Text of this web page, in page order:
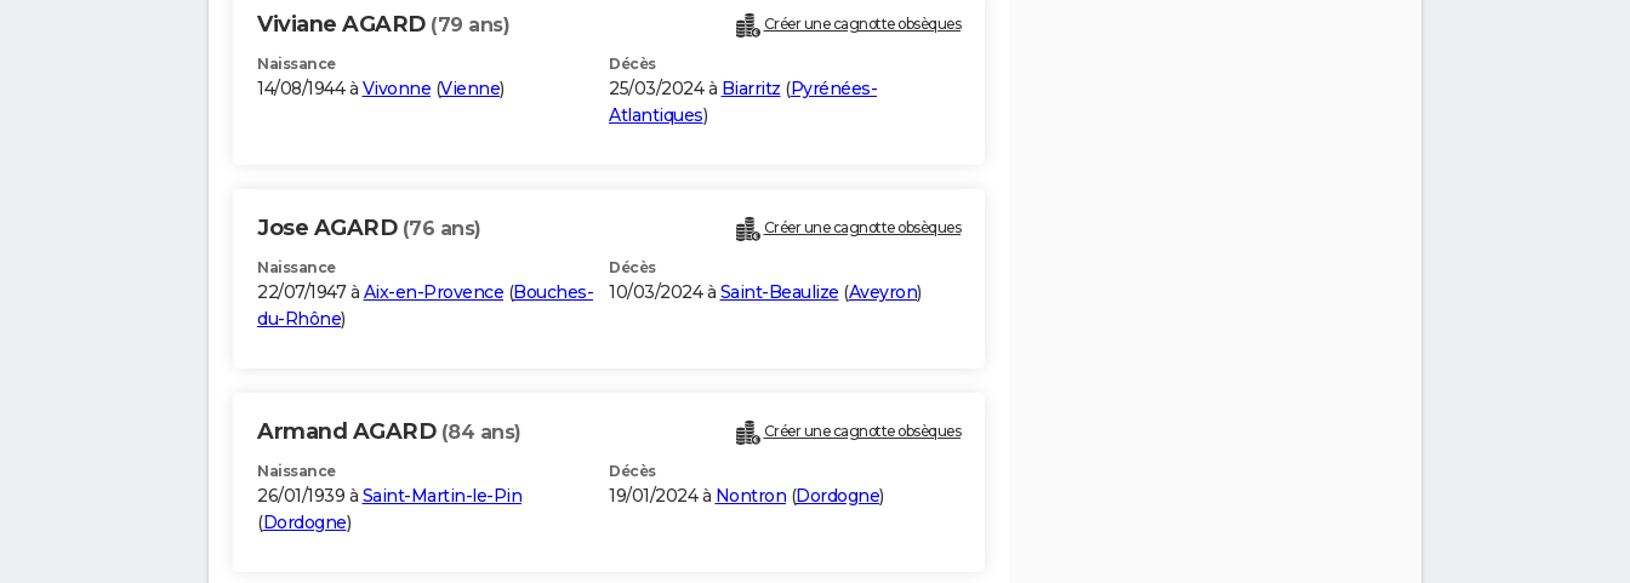
Viviane AGARD (79 ans) Créer une cagnotte obsèques
Naissance
14/08/1944 à Vivonne (Vienne)
Décès
25/03/2024 à Biarritz (Pyrénées-
Atlantiques)
Jose AGARD (76 ans) Créer une cagnotte obsèques
Naissance
22/07/1947 à Aix-en-Provence (Bouches-
du-Rhône)
Décès
10/03/2024 à Saint-Beaulize (Aveyron)
Armand AGARD (84 ans) Créer une cagnotte obsèques
Naissance
26/01/1939 à Saint-Martin-le-Pin
(Dordogne)
Décès
19/01/2024 à Nontron (Dordogne)